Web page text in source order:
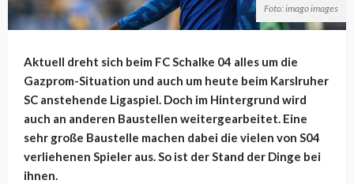
Foto: imago images
Aktuell dreht sich beim FC Schalke 04 alles um die
Gazprom-Situation und auch um heute beim Karslruher
SC anstehende Ligaspiel. Doch im Hintergrund wird
auch an anderen Baustellen weitergearbeitet. Eine
sehr große Baustelle machen dabei die vielen von S04
verliehenen Spieler aus. So ist der Stand der Dinge bei
ihnen.